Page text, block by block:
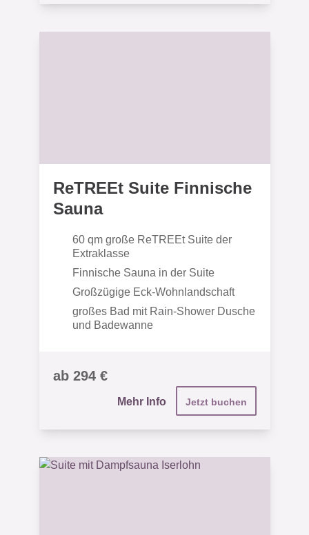
ReTREEt Suite Finnische
Sauna
60 qm große ReTREEt Suite der
Extraklasse
Finnische Sauna in der Suite
Großzügige Eck-Wohnlandschaft
großes Bad mit Rain-Shower Dusche
und Badewanne
ab 294 €
Mehr Info Jetzt buchen